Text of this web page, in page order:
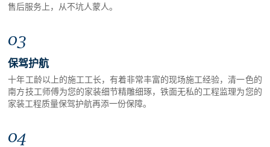
售后服务上，从不坑人蒙人。
03
保驾护航
十年工龄以上的施工工长，有着非常丰富的现场施工经验，清一色的
南方技工师傅为您的家装细节精雕细琢，铁面无私的工程监理为您的
家装工程质量保驾护航再添一份保障。
04